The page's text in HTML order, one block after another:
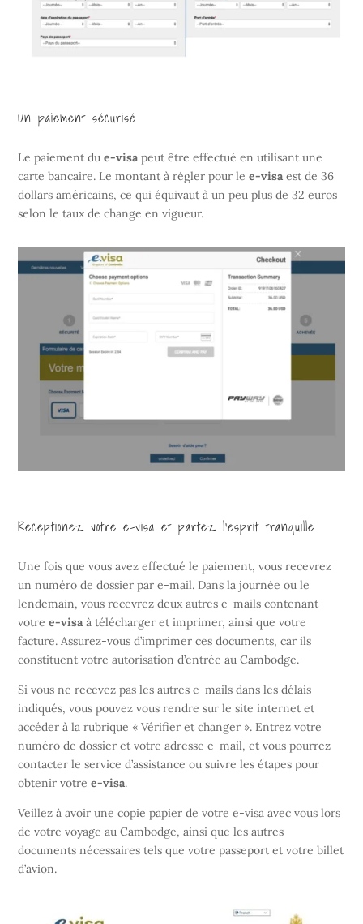
Un paiement sécurisé
Le paiement due-visa peut être effectué en utilisant une
carte bancaire. Le montant à régler pour lee-visa est de 36
dollars américains, ce qui équivaut à un peu plus de 32 euros
selon le taux de change en vigueur.
Receptionez votre e-visa et partez l’esprit tranquille
Une fois que vous avez effectué le paiement, vous recevrez
un numéro de dossier par e-mail. Dans la journée ou le
lendemain, vous recevrez deux autres e-mails contenant
votre e-visa à télécharger et imprimer, ainsi que votre
facture. Assurez-vous d’imprimer ces documents, car ils
constituent votre autorisation d’entrée au Cambodge.
Si vous ne recevez pas les autres e-mails dans les délais
indiqués, vous pouvez vous rendre sur le site internet et
accéder à la rubrique « Vérifier et changer ». Entrez votre
numéro de dossier et votre adresse e-mail, et vous pourrez
contacter le service d’assistance ou suivre les étapes pour
obtenir votre e-visa.
Veillez à avoir une copie papier de votre e-visa avec vous lors
de votre voyage au Cambodge, ainsi que les autres
documents nécessaires tels que votre passeport et votre billet
d’avion.